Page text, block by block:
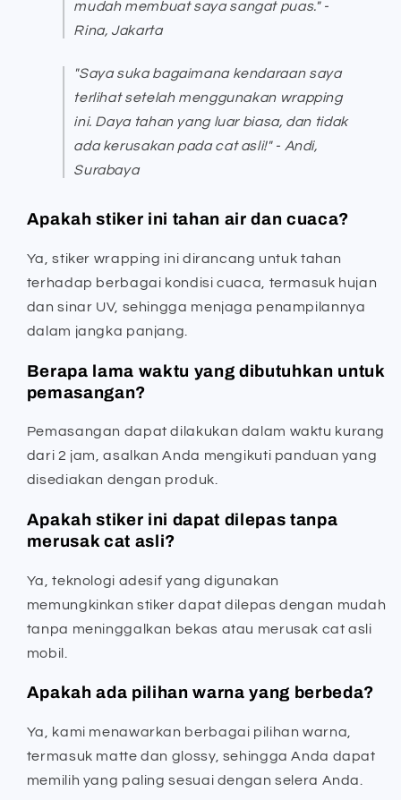
mudah membuat saya sangat puas." -
Rina, Jakarta
"Saya suka bagaimana kendaraan saya
terlihat setelah menggunakan wrapping
ini. Daya tahan yang luar biasa, dan tidak
ada kerusakan pada cat asli!" - Andi,
Surabaya
Apakah stiker ini tahan air dan cuaca?
Ya, stiker wrapping ini dirancang untuk tahan
terhadap berbagai kondisi cuaca, termasuk hujan
dan sinar UV, sehingga menjaga penampilannya
dalam jangka panjang.
Berapa lama waktu yang dibutuhkan untuk
pemasangan?
Pemasangan dapat dilakukan dalam waktu kurang
dari 2 jam, asalkan Anda mengikuti panduan yang
disediakan dengan produk.
Apakah stiker ini dapat dilepas tanpa
merusak cat asli?
Ya, teknologi adesif yang digunakan
memungkinkan stiker dapat dilepas dengan mudah
tanpa meninggalkan bekas atau merusak cat asli
mobil.
Apakah ada pilihan warna yang berbeda?
Ya, kami menawarkan berbagai pilihan warna,
termasuk matte dan glossy, sehingga Anda dapat
memilih yang paling sesuai dengan selera Anda.